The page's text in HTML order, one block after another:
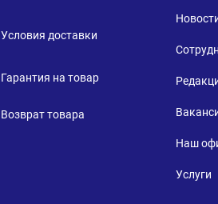
Условия доставки
Гарантия на товар
Возврат товара
Наш
Услуги